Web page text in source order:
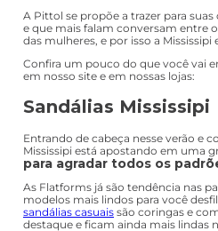
A Pittol se propõe a trazer para
e que mais falam conversam entre
das mulheres, e por isso a Mississipi
Confira um pouco do que você vai
em nosso site e em nossas lojas:
Sandálias Mississipi
Entrando de cabeça nesse verão e
Mississipi está apostando em uma
para agradar todos os
As Flatforms já são tendência nas
modelos mais lindos para você
sandálias casuais são coringas e
destaque e ficam ainda mais lindas